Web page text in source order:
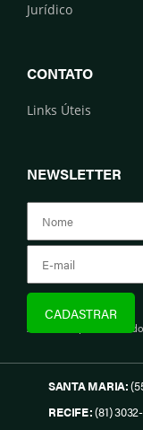
Jurídico
CONTATO
Links Úteis
NEWSLETTER
Assine e fique
SANTA MARIA:
RECIFE:(81)